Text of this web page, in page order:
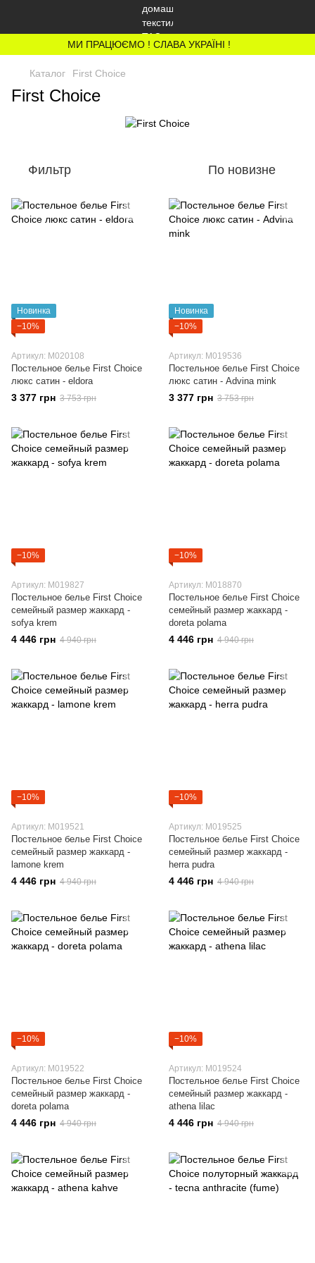
МИ ПРАЦЮЄМО ! СЛАВА УКРАЇНІ !
Каталог First Choice
First Choice
Фильтр По новизне
Новинка
−10%
Артикул: M020108
Постельное белье First Choice
люкс сатин - eldora
3 377 грн 3 753 грн
Новинка
−10%
Артикул: M019536
Постельное белье First Choice
люкс сатин - Advina mink
3 377 грн 3 753 грн
−10%
Артикул: M019827
Постельное белье First Choice
семейный размер жаккард -
sofya krem
4 446 грн 4 940 грн
−10%
Артикул: M018870
Постельное белье First Choice
семейный размер жаккард -
doreta polama
4 446 грн 4 940 грн
−10%
Артикул: M019521
Постельное белье First Choice
семейный размер жаккард -
lamone krem
4 446 грн 4 940 грн
−10%
Артикул: M019525
Постельное белье First Choice
семейный размер жаккард -
herra pudra
4 446 грн 4 940 грн
−10%
Артикул: M019522
Постельное белье First Choice
семейный размер жаккард -
doreta polama
4 446 грн 4 940 грн
−10%
Артикул: M019524
Постельное белье First Choice
семейный размер жаккард -
athena lilac
4 446 грн 4 940 грн